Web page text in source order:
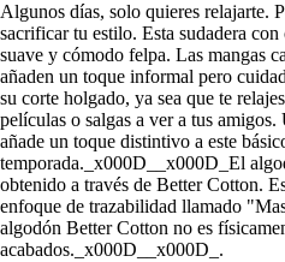
Algunos días, solo quieres relajarte.
sacrificar tu estilo. Esta sudadera con
suave y cómodo felpa. Las mangas
añaden un toque informal pero
su corte holgado, ya sea que te
películas o salgas a ver a tus
añade un toque distintivo a este
temporada._x000D__x000D_El
obtenido a través de Better Cotton.
enfoque de trazabilidad llamado
algodón Better Cotton no es
acabados._x000D__x000D_.